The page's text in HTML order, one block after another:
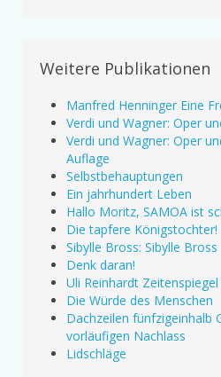
Weitere Publikationen
Manfred Henninger Eine
Verdi und Wagner: Oper
Verdi und Wagner: Oper
Auflage
Selbstbehauptungen
Ein jahrhundert Leben
Hallo Moritz, SAMOA ist
Die tapfere Königstochter!
Sibylle Bross: Sibylle Bross
Denk daran!
Uli Reinhardt
Die Würde des Menschen
Dachzeilen fünfzigeinhalb
vorläufigen Nachlass
Lidschläge